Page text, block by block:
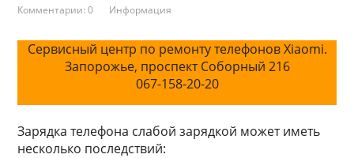
Комментарии: 0 Информация
Сервисный центр по ремонту телефонов Xiaomi.
Запорожье, проспект Соборный 216
067-158-20-20
Зарядка телефона слабой зарядкой может иметь
несколько последствий: